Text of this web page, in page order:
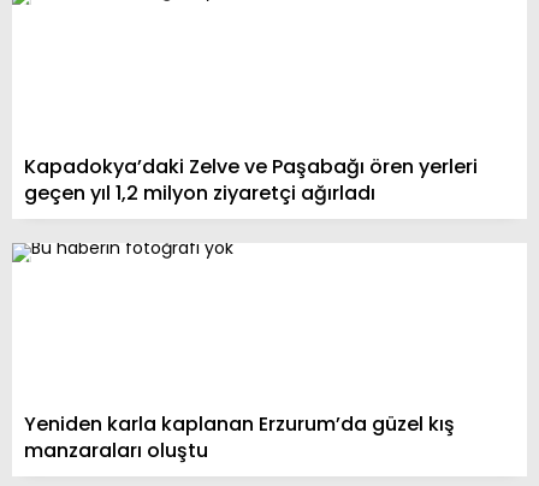
Kapadokya’daki Zelve ve Paşabağı ören yerleri
geçen yıl 1,2 milyon ziyaretçi ağırladı
Yeniden karla kaplanan Erzurum’da güzel kış
manzaraları oluştu